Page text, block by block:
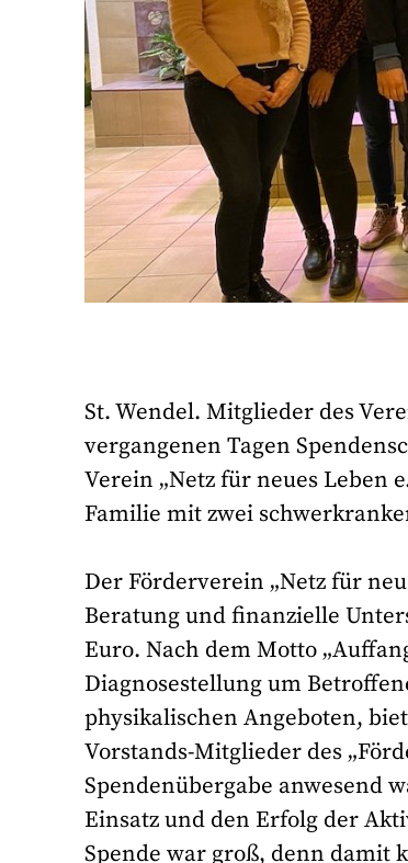
St. Wendel. Mitglieder des
vergangenen Tagen
Verein „Netz für neues Leben
Familie mit zwei
Der Förderverein „Netz für
Beratung und finanzielle
Euro. Nach dem Motto
Diagnosestellung um
physikalischen Angeboten,
Vorstands-Mitglieder des
Spendenübergabe anwesend
Einsatz und den Erfolg der
Spende war groß, denn damit